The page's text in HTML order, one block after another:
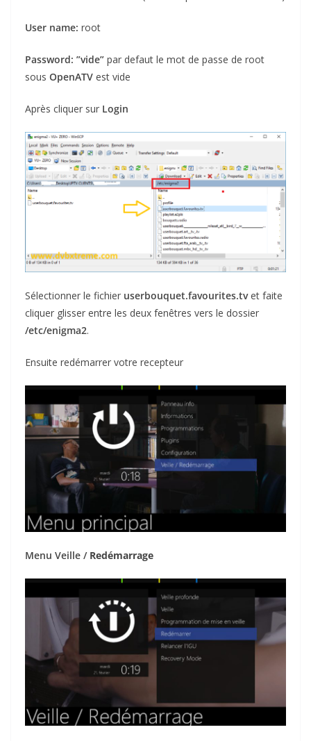
User name: root
Password: ”vide” par defaut le mot de passe de root
sous OpenATV est vide
Après cliquer sur Login
Sélectionner le fichier userbouquet.favourites.tvet faite
cliquer glisser entre les deux fenêtres vers le dossier
/etc/enigma2.
Ensuite redémarrer votre recepteur
Menu Veille / Redémarrage